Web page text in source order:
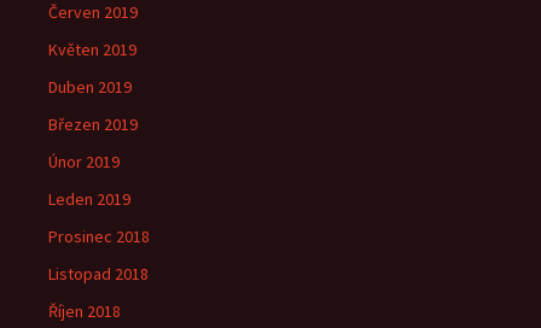
Červen 2019
Květen 2019
Duben 2019
Březen 2019
Únor 2019
Leden 2019
Prosinec 2018
Listopad 2018
Říjen 2018